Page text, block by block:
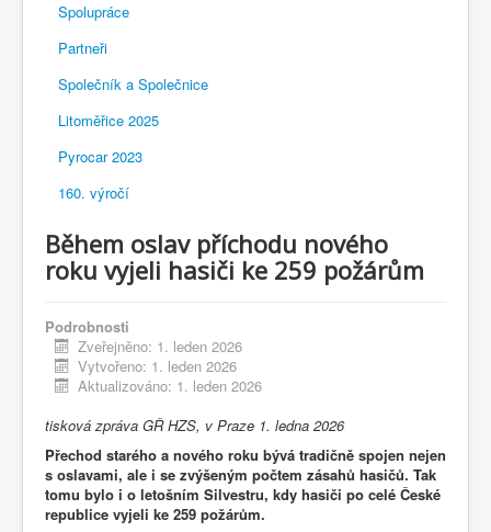
Spolupráce
Partneři
Společník a Společnice
Litoměřice 2025
Pyrocar 2023
160. výročí
Během oslav příchodu nového
roku vyjeli hasiči ke 259 požárům
Podrobnosti
Zveřejněno: 1. leden 2026
Vytvořeno: 1. leden 2026
Aktualizováno: 1. leden 2026
tisková zpráva GŘ HZS, v Praze 1. ledna 2026
Přechod starého a nového roku bývá tradičně spojen nejen
s oslavami, ale i se zvýšeným počtem zásahů hasičů. Tak
tomu bylo i o letošním Silvestru, kdy hasiči po celé České
republice vyjeli ke 259 požárům.